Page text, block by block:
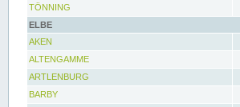
TÖNNING
ELBE
AKEN
ALTENGAMME
ARTLENBURG
BARBY